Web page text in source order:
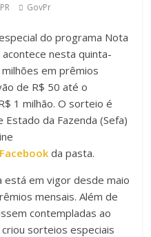
GovPr
do programa Nota
nesta quinta-
em prêmios
de R$ 50 até o
1 milhão. O sorteio é
da Fazenda (Sefa)
Facebook da pasta.
em vigor desde maio
mensais. Além de
contempladas ao
sorteios especiais